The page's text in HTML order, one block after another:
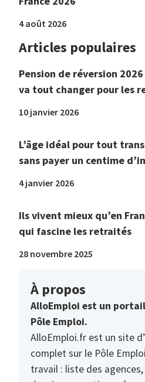
4 août 2026
Articles populaires
Pension de réversion
va tout changer pour les
10 janvier 2026
L’âge idéal pour tout
sans payer un centime
4 janvier 2026
Ils vivent mieux qu’en
qui fascine les retraités
28 novembre 2025
À propos
AlloEmploi est un
Pôle Emploi.
AlloEmploi.fr est un site
complet sur le Pôle
travail : liste des